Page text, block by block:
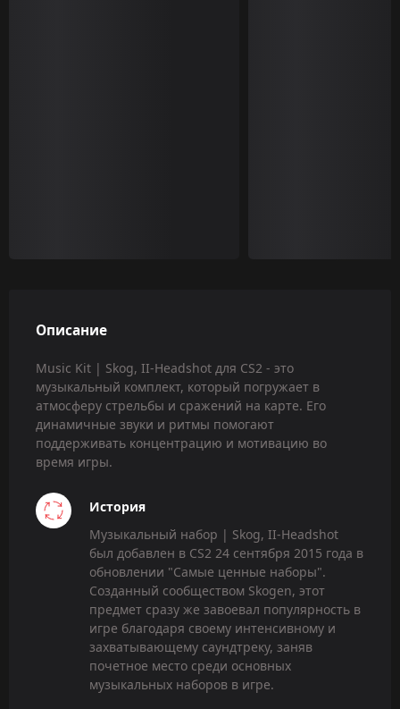
Описание
Music Kit | Skog, II-Headshot для CS2 - это
музыкальный комплект, который погружает в
атмосферу стрельбы и сражений на карте. Его
динамичные звуки и ритмы помогают
поддерживать концентрацию и мотивацию во
время игры.
История
Музыкальный набор | Skog, II-Headshot
был добавлен в CS2 24 сентября 2015 года в
обновлении "Самые ценные наборы".
Созданный сообществом Skogen, этот
предмет сразу же завоевал популярность в
игре благодаря своему интенсивному и
захватывающему саундтреку, заняв
почетное место среди основных
музыкальных наборов в игре.